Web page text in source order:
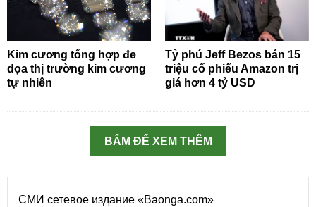
Kim cương tổng hợp đe
dọa thị trường kim cương
tự nhiên
Tỷ phú Jeff Bezos bán 15
triệu cổ phiếu Amazon trị
giá hơn 4 tỷ USD
BẤM ĐỂ XEM THÊM
СМИ сетевое издание «Baonga.com»